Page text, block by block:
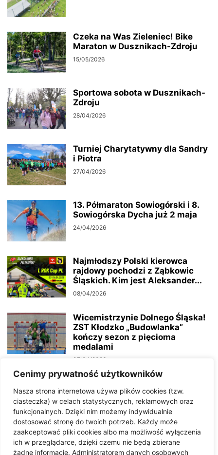
Cenimy prywatność użytkowników
Nasza strona internetowa używa plików cookies (tzw.
ciasteczka) w celach statystycznych, reklamowych oraz
funkcjonalnych. Dzięki nim możemy indywidualnie
dostosować stronę do twoich potrzeb. Każdy może
zaakceptować pliki cookies albo ma możliwość wyłączenia
ich w przeglądarce, dzięki czemu nie będą zbierane
żadne informacje. Administratorem danych osobowych
Czeka na Was Zieleniec! Bike
Maraton w Dusznikach-Zdroju
15/05/2026
Sportowa sobota w Dusznikach-
Zdroju
28/04/2026
Turniej Charytatywny dla Sandry
i Piotra
27/04/2026
13. Półmaraton Sowiogórski i 8.
Sowiogórska Dycha już 2 maja
24/04/2026
Najmłodszy Polski kierowca
rajdowy pochodzi z Ząbkowic
Śląskich. Kim jest Aleksander...
08/04/2026
Wicemistrzynie Dolnego Śląska!
ZST Kłodzko „Budowlanka”
kończy sezon z pięcioma
medalami
07/04/2026
zapisy trwają
01/04/2026
Ruszyły zapisy na maraton
BoryRun 3.0. Organizatorzy